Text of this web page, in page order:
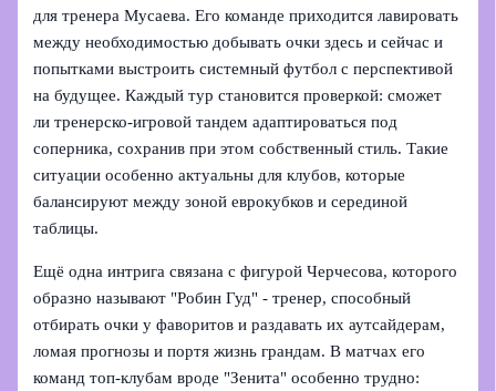
для тренера Мусаева. Его команде приходится лавировать
между необходимостью добывать очки здесь и сейчас и
попытками выстроить системный футбол с перспективой
на будущее. Каждый тур становится проверкой: сможет
ли тренерско-игровой тандем адаптироваться под
соперника, сохранив при этом собственный стиль. Такие
ситуации особенно актуальны для клубов, которые
балансируют между зоной еврокубков и серединой
таблицы.
Ещё одна интрига связана с фигурой Черчесова, которого
образно называют "Робин Гуд" - тренер, способный
отбирать очки у фаворитов и раздавать их аутсайдерам,
ломая прогнозы и портя жизнь грандам. В матчах его
команд топ-клубам вроде "Зенита" особенно трудно: